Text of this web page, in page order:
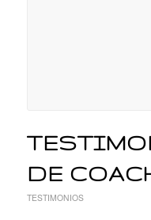
DE
TESTIMONIOS